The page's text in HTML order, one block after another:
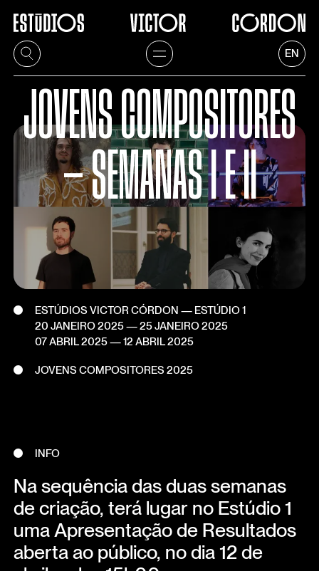
EN
JOVENS COMPOSITORES
— SEMANAS I E II
ESTÚDIOS VICTOR CÓRDON — ESTÚDIO 1
20 JANEIRO 2025— 25 JANEIRO 2025
07 ABRIL 2025— 12 ABRIL 2025
JOVENS COMPOSITORES 2025
INFO
Na sequência das duas semanas
de criação, terá lugar no Estúdio 1
uma Apresentação de Resultados
aberta ao público, no dia 12 de